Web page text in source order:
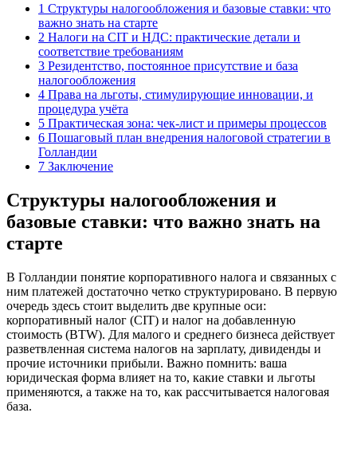
1 Структуры налогообложения и базовые ставки: что
важно знать на старте
2 Налоги на CIT и НДС: практические детали и
соответствие требованиям
3 Резидентство, постоянное присутствие и база
налогообложения
4 Права на льготы, стимулирующие инновации, и
процедура учёта
5 Практическая зона: чек-лист и примеры процессов
6 Пошаговый план внедрения налоговой стратегии в
Голландии
7 Заключение
Структуры налогообложения и
базовые ставки: что важно знать на
старте
В Голландии понятие корпоративного налога и связанных с
ним платежей достаточно четко структурировано. В первую
очередь здесь стоит выделить две крупные оси:
корпоративный налог (CIT) и налог на добавленную
стоимость (BTW). Для малого и среднего бизнеса действует
разветвленная система налогов на зарплату, дивиденды и
прочие источники прибыли. Важно помнить: ваша
юридическая форма влияет на то, какие ставки и льготы
применяются, а также на то, как рассчитывается налоговая
база.